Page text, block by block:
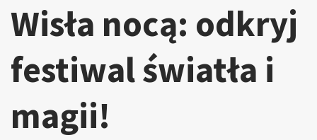
Wisła nocą: odkryj
festiwal światła i
magii!